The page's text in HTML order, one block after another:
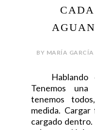
BY MARÍA
Hablando
Tenemos
tenemos
medida.
cargado dentro.